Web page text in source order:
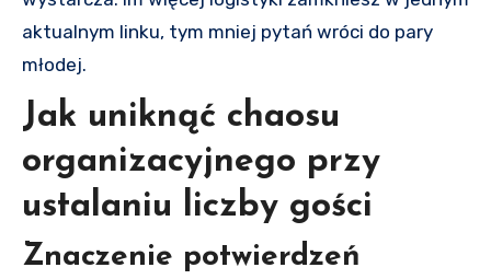
aktualnym linku, tym mniej pytań wróci do pary
młodej.
Jak uniknąć chaosu
organizacyjnego przy
ustalaniu liczby gości
Znaczenie potwierdzeń